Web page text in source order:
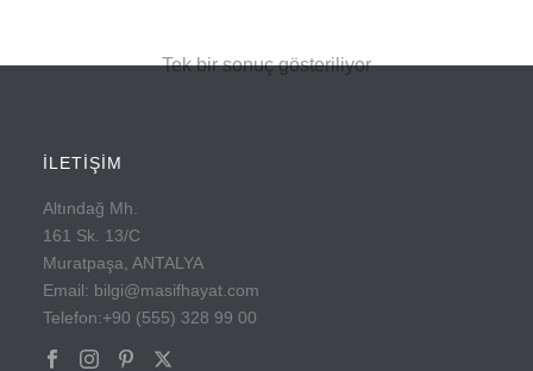
Tek bir sonuç gösteriliyor
İLETİŞİM
Altındağ Mh.
161 Sk. 13/C
Muratpaşa, ANTALYA
Email: bilgi@masifhayat.com
Telefon:+90 (555) 328 99 00